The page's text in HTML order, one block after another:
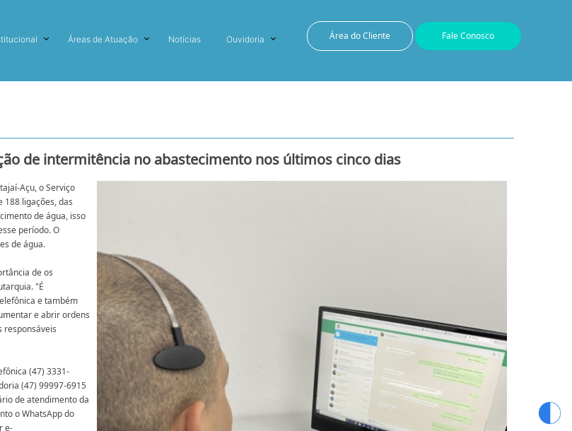
Área do Cliente Fale Conosco
Áreas de Atuação Notícias Ouvidoria
de intermitência no abastecimento nos últimos cinco dias
Açu, o Serviço
188 ligações, das
de água, isso
período. O
de água.
de os
"É
e também
e abrir ordens
responsáveis
(47) 3331-
(47) 99997-6915
de atendimento da
o WhatsApp do
e-